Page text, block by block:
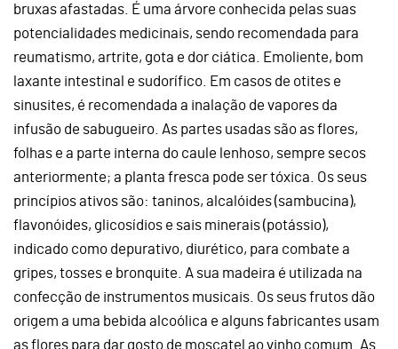
bruxas afastadas. É uma árvore conhecida pelas suas
potencialidades medicinais, sendo recomendada para
reumatismo, artrite, gota e dor ciática. Emoliente, bom
laxante intestinal e sudorífico. Em casos de otites e
sinusites, é recomendada a inalação de vapores da
infusão de sabugueiro. As partes usadas são as flores,
folhas e a parte interna do caule lenhoso, sempre secos
anteriormente; a planta fresca pode ser tóxica. Os seus
princípios ativos são: taninos, alcalóides (sambucina),
flavonóides, glicosídios e sais minerais (potássio),
indicado como depurativo, diurético, para combate a
gripes, tosses e bronquite. A sua madeira é utilizada na
confecção de instrumentos musicais. Os seus frutos dão
origem a uma bebida alcoólica e alguns fabricantes usam
as flores para dar gosto de moscatel ao vinho comum. As